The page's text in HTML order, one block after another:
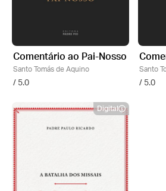
Comentário ao Pai-Nosso
Santo Tomás de Aquino
/ 5.0
Santo
/ 5.0
Digital